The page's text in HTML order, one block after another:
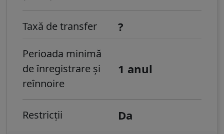
Taxă de transfer ?
Perioada minimă
de înregistrare și
reînnoire
1 anul
Restricții Da